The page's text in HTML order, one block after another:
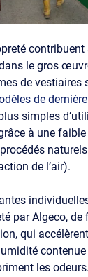
contribuent
le gros
de vestiaires
de
simples
à une
de l’air).
par Algeco,
qui
les